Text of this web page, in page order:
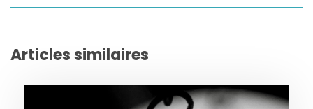
Articles similaires